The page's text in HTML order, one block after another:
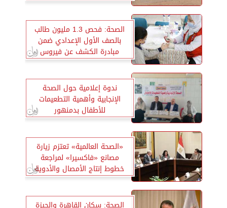
الصحة: فحص 1.3 مليون طالب
بالصف الأول الإعدادي ضمن
مبادرة الكشف عن فيروس
«سي»
ندوة إعلامية حول الصحة
الإنجابية وأهمية التطعيمات
للأطفال بدمنهور
«الصحة العالمية» تعتزم زيارة
مصانع «فاكسيرا» لمراجعة
خطوط إنتاج الأمصال والأدوية
الصحة: سكان القاهرة والجيزة